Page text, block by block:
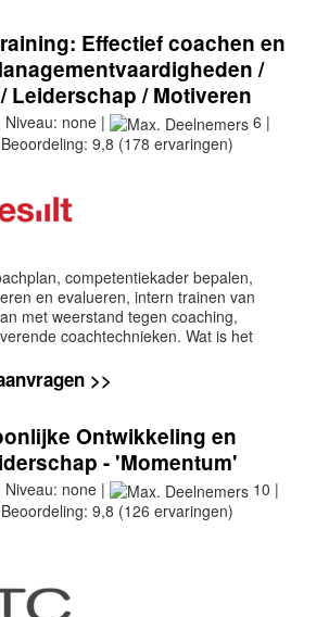
Effectief coachen en
/
Leiderschap / Motiveren
none |
6 |
9,8 (178 ervaringen)
competentiekader bepalen,
en evalueren, intern trainen van
met weerstand tegen coaching,
coachtechnieken. Wat is het
>>
Ontwikkeling en
- 'Momentum'
none |
10 |
9,8 (126 ervaringen)